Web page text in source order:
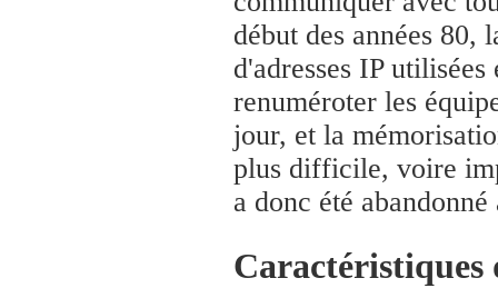
début des années 80,
d'adresses IP
renuméroter les
jour, et la
plus difficile, voire
a donc été
Caractéristiques